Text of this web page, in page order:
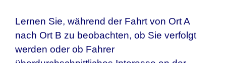
Lernen Sie, während der Fahrt von Ort A
nach Ort B zu beobachten, ob Sie verfolgt
werden oder ob Fahrer